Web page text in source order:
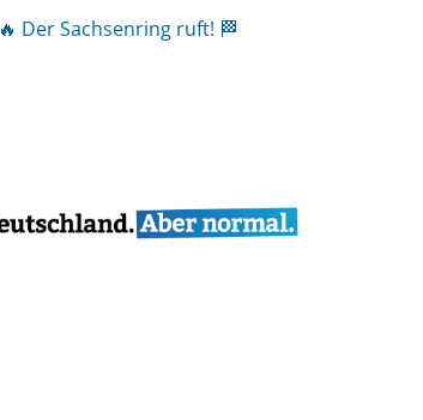
🔥 Der Sachsenring ruft! 🏁